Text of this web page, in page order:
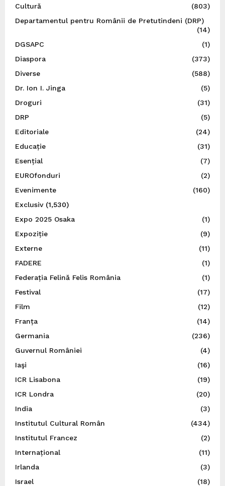
Cultură
(803)
Departamentul pentru Românii de Pretutindeni (DRP)
(14)
DGSAPC
(1)
Diaspora
(373)
Diverse
(588)
Dr. Ion I. Jinga
(5)
Droguri
(31)
DRP
(5)
Editoriale
(24)
Educație
(31)
Esențial
(7)
EUROfonduri
(2)
Evenimente
(160)
Exclusiv(1,530)
Expo 2025 Osaka
(1)
Expoziție
(9)
Externe
(11)
FADERE
(1)
Federația Felină Felis România
(1)
Festival
(17)
Film
(12)
Franța
(14)
Germania
(236)
Guvernul României
(4)
Iaşi
(16)
ICR Lisabona
(19)
ICR Londra
(20)
India
(3)
Institutul Cultural Român
(434)
Institutul Francez
(2)
Internațional
(11)
Irlanda
(3)
Israel
(18)